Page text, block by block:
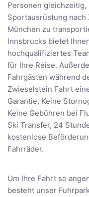
Personen gleichzeitig,
Sportausrüstung
München zu
Innsbrucks bietet
hochqualifiziertes
für Ihre Reise.
Fahrgästen während
Zwieselstein Fahrt
Garantie, Keine
Keine Gebühren bei
Ski Transfer, 24
kostenlose
Fahrräder.
Um Ihre Fahrt so
besteht unser